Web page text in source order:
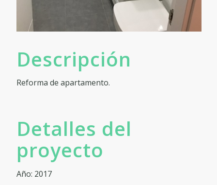
Descripción
Reforma de apartamento.
Detalles del
proyecto
Año: 2017